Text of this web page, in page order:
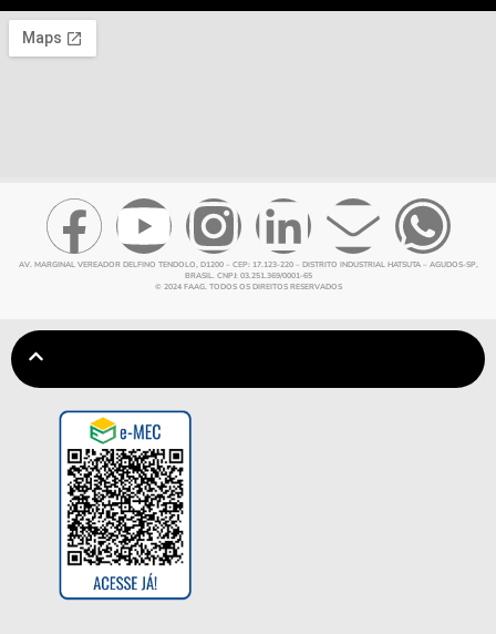
AV. MARGINAL VEREADOR DELFINO TENDOLO, D1200 – CEP: 17.123-220 – DISTRITO INDUSTRIAL HATSUTA – AGUDOS-SP,
BRASIL. CNPJ: 03.251.369/0001-65
© 2024 FAAG. TODOS OS DIREITOS RESERVADOS